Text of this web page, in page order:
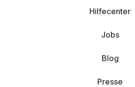
Hilfecenter
Jobs
Blog
Presse